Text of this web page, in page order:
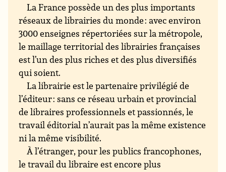
La France possède un des plus importants
réseaux de librairies du monde : avec environ
3000 enseignes répertoriées sur la métropole,
le maillage territorial des librairies françaises
est l’un des plus riches et des plus diversifiés
qui soient.
La librairie est le partenaire privilégié de
l’éditeur : sans ce réseau urbain et provincial
de libraires professionnels et passionnés, le
travail éditorial n’aurait pas la même existence
ni la même visibilité.
À l’étranger, pour les publics francophones,
le travail du libraire est encore plus